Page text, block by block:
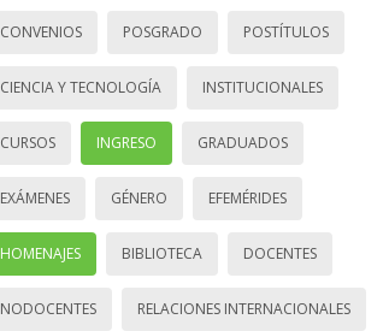
CONVENIOS POSGRADO POSTÍTULOS
CIENCIA Y TECNOLOGÍA INSTITUCIONALES
CURSOS INGRESO GRADUADOS
EXÁMENES GÉNERO EFEMÉRIDES
HOMENAJES BIBLIOTECA DOCENTES
NODOCENTES RELACIONES INTERNACIONALES